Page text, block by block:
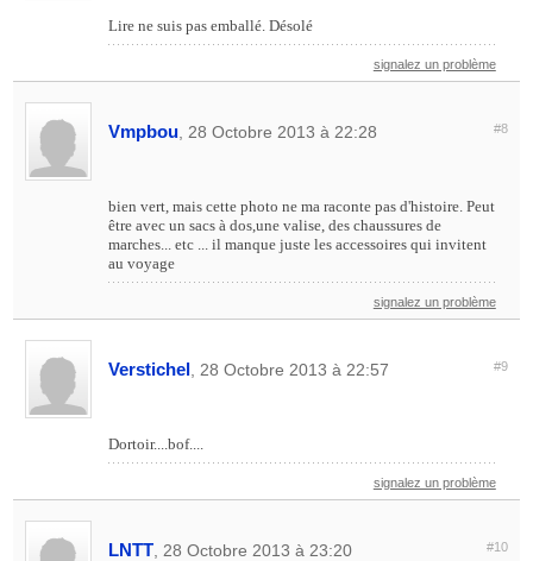
Lire ne suis pas emballé. Désolé
signalez un problème
Vmpbou , 28 Octobre 2013 à 22:28 #8
bien vert, mais cette photo ne ma raconte pas d'histoire. Peut
être avec un sacs à dos,une valise, des chaussures de
marches... etc ... il manque juste les accessoires qui invitent
au voyage
signalez un problème
Verstichel , 28 Octobre 2013 à 22:57 #9
Dortoir....bof....
signalez un problème
LNTT , 28 Octobre 2013 à 23:20 #10